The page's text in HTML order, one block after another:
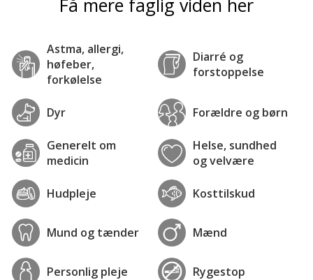
Få mere faglig viden her
Astma, allergi,
høfeber,
forkølelse
Diarré og
forstoppelse
Dyr Forældre og børn
Generelt om
medicin
Helse, sundhed
og velvære
Hudpleje Kosttilskud
Mund og tænder Mænd
Personlig pleje Rygestop